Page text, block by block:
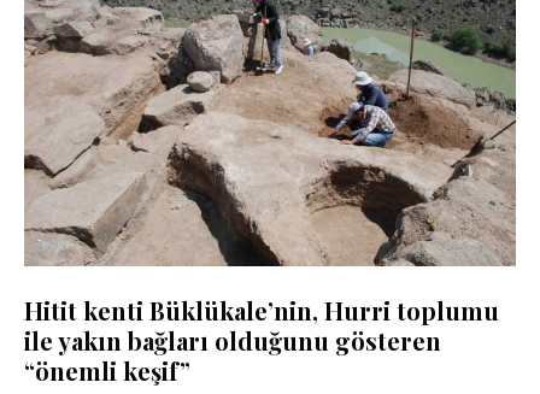
Hitit kenti Büklükale’nin, Hurri toplumu
ile yakın bağları olduğunu gösteren
“önemli keşif”